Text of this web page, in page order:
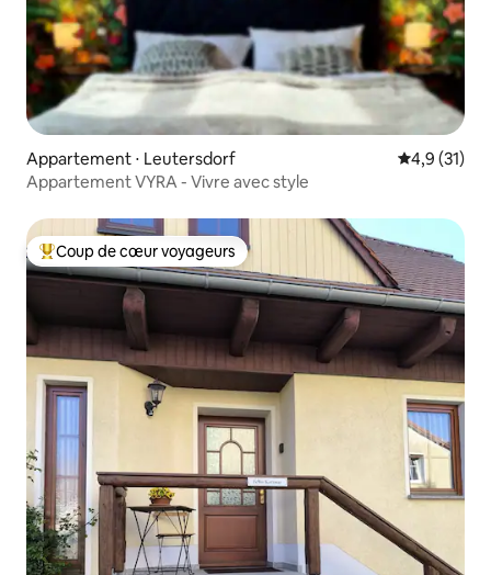
Appartement ⋅ Leutersdorf Évaluation
4,9 (31)
Appartement VYRA - Vivre avec style
Coups de cœur voyageurs les plus appréciés
Coup de cœur voyageurs